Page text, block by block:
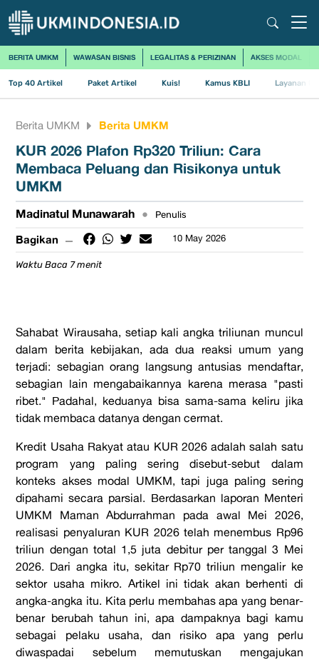
BERITA UMKM WAWASAN BISNIS LEGALITAS & PERIZINAN AKSES MODAL
Top 40 Artikel Paket Artikel Kuis! Kamus KBLI Layanan
Berita UMKM Berita UMKM
KUR 2026 Plafon Rp320 Triliun: Cara
Membaca Peluang dan Risikonya untuk
UMKM
Madinatul Munawarah • Penulis
Bagikan 10 May 2026
Waktu Baca 7 menit
Sahabat Wirausaha, setiap kali angka triliunan muncul
dalam berita kebijakan, ada dua reaksi umum yang
terjadi: sebagian orang langsung antusias mendaftar,
sebagian lain mengabaikannya karena merasa "pasti
ribet." Padahal, keduanya bisa sama-sama keliru jika
tidak membaca datanya dengan cermat.
Kredit Usaha Rakyat atau KUR 2026 adalah salah satu
program yang paling sering disebut-sebut dalam
konteks akses modal UMKM, tapi juga paling sering
dipahami secara parsial. Berdasarkan laporan Menteri
UMKM Maman Abdurrahman pada awal Mei 2026,
realisasi penyaluran KUR 2026 telah menembus Rp96
triliun dengan total 1,5 juta debitur per tanggal 3 Mei
2026. Dari angka itu, sekitar Rp70 triliun mengalir ke
sektor usaha mikro. Artikel ini tidak akan berhenti di
angka-angka itu. Kita perlu membahas apa yang benar-
benar berubah tahun ini, apa dampaknya bagi kamu
sebagai pelaku usaha, dan risiko apa yang perlu
diwaspadai sebelum memutuskan mengajukan